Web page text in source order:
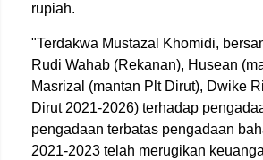
rupiah.
"Terdakwa Mustazal Khomidi,
Rudi Wahab (Rekanan), Husean
Masrizal (mantan Plt Dirut), Dwike
Dirut 2021-2026) terhadap
pengadaan terbatas pengadaan
2021-2023 telah merugikan